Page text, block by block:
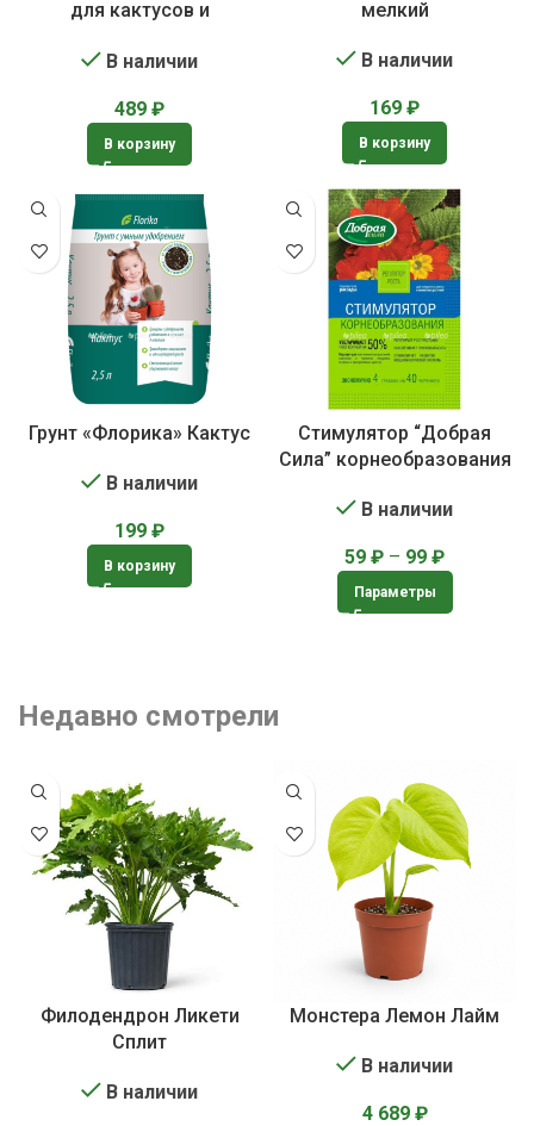
для кактусов и
В наличии
489 ₽
В корзину
мелкий
В наличии
169 ₽
В корзину
Грунт «Флорика» Кактус
В наличии
199 ₽
В корзину
Стимулятор “Добрая
Сила” корнеобразования
В наличии
59 ₽ – 99 ₽
Параметры
Недавно смотрели
Филодендрон Ликети
Сплит
В наличии
Монстера Лемон Лайм
В наличии
4 689 ₽